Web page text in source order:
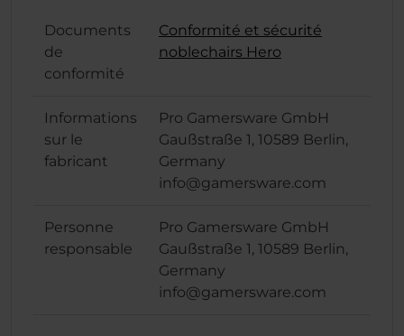
Documents
de
conformité
Conformité et sécurité
noblechairs Hero
Informations
sur le
fabricant
Pro Gamersware GmbH
Gaußstraße 1, 10589 Berlin,
Germany
info@gamersware.com
Personne
responsable
Pro Gamersware GmbH
Gaußstraße 1, 10589 Berlin,
Germany
info@gamersware.com